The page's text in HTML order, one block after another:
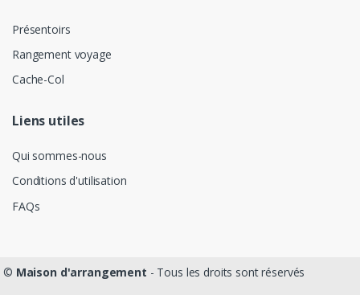
Présentoirs
Rangement voyage
Cache-Col
Liens utiles
Qui sommes-nous
Conditions d'utilisation
FAQs
© Maison d'arrangement - Tous les droits sont réservés